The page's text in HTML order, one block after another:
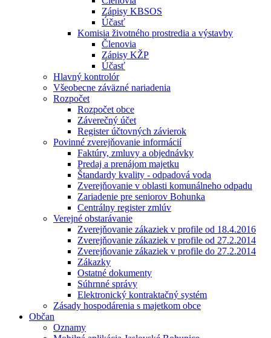
Zápisy KBSOS
Účasť
Komisia životného prostredia a výstavby
Členovia
Zápisy KŽP
Účasť
Hlavný kontrolór
Všeobecne záväzné nariadenia
Rozpočet
Rozpočet obce
Záverečný účet
Register účtovných závierok
Povinné zverejňovanie informácií
Faktúry, zmluvy a objednávky
Predaj a prenájom majetku
Štandardy kvality - odpadová voda
Zverejňovanie v oblasti komunálneho odpadu
Zariadenie pre seniorov Bohunka
Centrálny register zmlúv
Verejné obstarávanie
Zverejňovanie zákaziek v profile od 18.4.2016
Zverejňovanie zákaziek v profile od 27.2.2014
Zverejňovanie zákaziek v profile do 27.2.2014
Zákazky
Ostatné dokumenty
Súhrnné správy
Elektronický kontraktačný systém
Zásady hospodárenia s majetkom obce
Občan
Oznamy